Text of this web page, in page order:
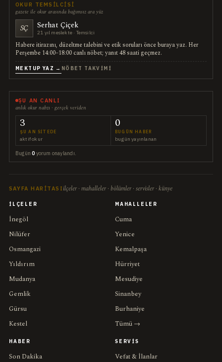
OKUR TEMSILCISI
gazete ile okur arasında bağımsız ara yüz
SÇ Serhat Çiçek
21 yıl meslekte · Temsilci
Habere itirazını, düzeltme talebini ve etik soruları önce buraya yaz. Her
Perşembe 14:00–18:00 canlı nöbet; yanıt 48 saati geçmez.
MEKTUP YAZ → NÖBET TAKVIMI
ŞU AN CANLI
anlık okur nabzı · gerçek veriden
3
ŞU AN SITEDE
aktif okur
0
BUGÜN HABER
bugün yayınlanan
Bugün0 yorum onaylandı.
SAYFA HARITASI ilçeler · mahalleler · bölümler · servisler · künye
İLÇELER
İnegöl
Nilüfer
Osmangazi
Yıldırım
Mudanya
Gemlik
Gürsu
Kestel
MAHALLELER
Cuma
Yenice
Kemalpaşa
Hürriyet
Mesudiye
Sinanbey
Burhaniye
Tümü →
HABER
Son Dakika
SERVIS
Vefat & İlanlar